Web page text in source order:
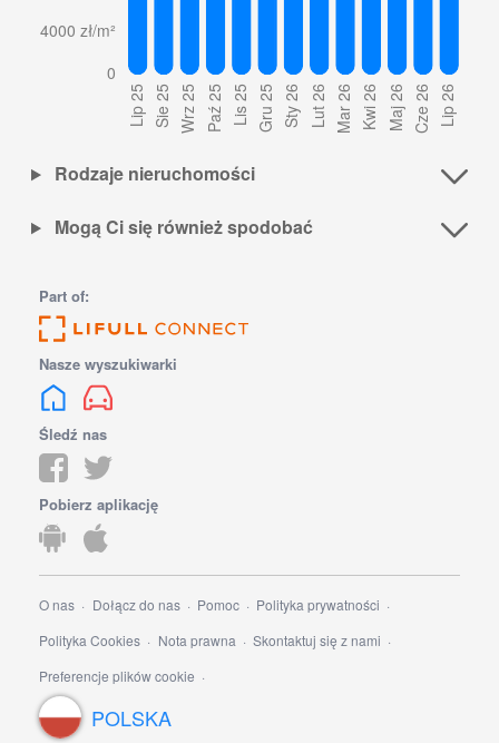
Rodzaje nieruchomości
Mogą Ci się również spodobać
Part of:
Nasze wyszukiwarki
Śledź nas
Pobierz aplikację
O nas Dołącz do nas Pomoc
Polityka prywatności
Polityka Cookies
Nota prawna
Skontaktuj się z nami
Preferencje plików cookie
POLSKA